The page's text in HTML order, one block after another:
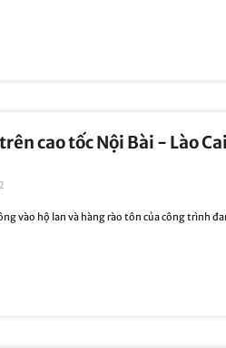
cao tốc Nội Bài - Lào
vào hộ lan và hàng rào tôn của công trình